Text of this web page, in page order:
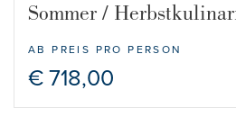
Sommer /
AB PREIS PRO PERSON
€ 718,00